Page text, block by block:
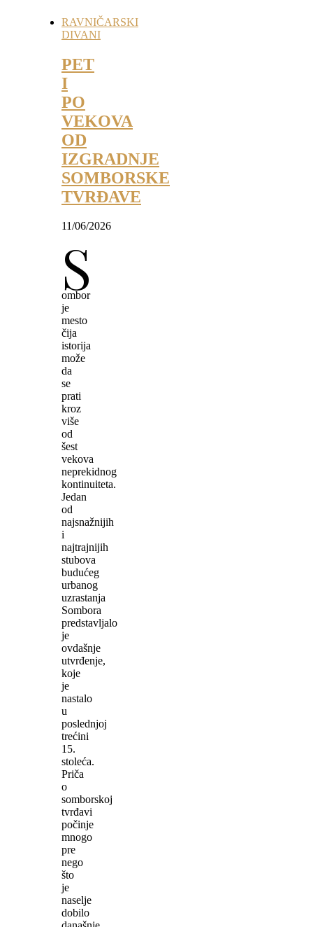
RAVNIČARSKI
DIVANI
PET
I
PO
VEKOVA
OD
IZGRADNJE
SOMBORSKE
TVRĐAVE
11/06/2026
S
ombor
je
mesto
čija
istorija
može
da
se
prati
kroz
više
od
šest
vekova
neprekidnog
kontinuiteta.
Jedan
od
najsnažnijih
i
najtrajnijih
stubova
budućeg
urbanog
uzrastanja
Sombora
predstavljalo
je
ovdašnje
utvrđenje,
koje
je
nastalo
u
poslednjoj
trećini
15.
stoleća.
Priča
o
somborskoj
tvrđavi
počinje
mnogo
pre
nego
što
je
naselje
dobilo